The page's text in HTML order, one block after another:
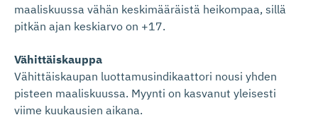
maaliskuussa vähän keskimääräistä heikompaa, sillä
pitkän ajan keskiarvo on +17.
Vähittäiskauppa
Vähittäiskaupan luottamusindikaattori nousi yhden
pisteen maaliskuussa. Myynti on kasvanut yleisesti
viime kuukausien aikana.